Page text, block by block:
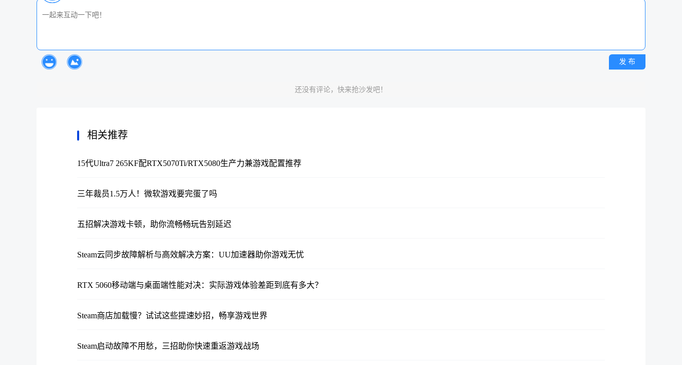
发 布
还没有评论，快来抢沙发吧！
相关推荐
15代Ultra7 265KF配RTX5070Ti/RTX5080生产力兼游戏配置推荐
三年裁员1.5万人！微软游戏要完蛋了吗
五招解决游戏卡顿，助你流畅畅玩告别延迟
Steam云同步故障解析与高效解决方案：UU加速器助你游戏无忧
RTX 5060移动端与桌面端性能对决：实际游戏体验差距到底有多大？
Steam商店加载慢？试试这些提速妙招，畅享游戏世界
Steam启动故障不用愁，三招助你快速重返游戏战场